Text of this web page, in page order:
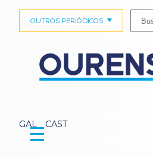
GAL CAST
OUTROS PERIÓDICOS
☰